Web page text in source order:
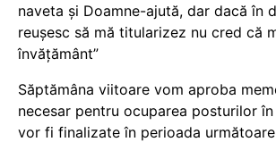
naveta și Doamne-ajută, dar dacă în
reușesc să mă titularizez nu cred că
învățământ”
Săptămâna viitoare vom aproba
necesar pentru ocuparea posturilor
vor fi finalizate în perioada